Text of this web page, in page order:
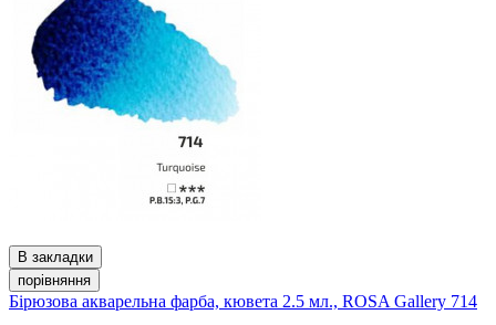
В закладки
порівняння
Бірюзова акварельна фарба, кювета 2.5 мл., ROSA Gallery 714